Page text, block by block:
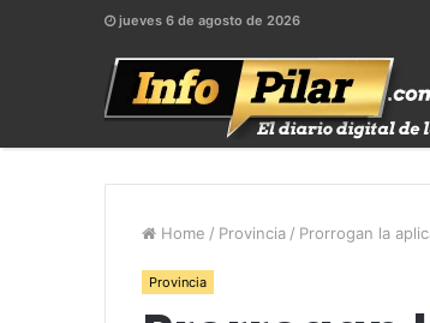
jueves 6 de agosto de 2026
Home / Provincia / Prorrogan la
Provincia